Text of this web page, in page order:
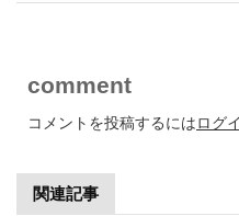
comment
コメントを投稿するにはログ
関連記事